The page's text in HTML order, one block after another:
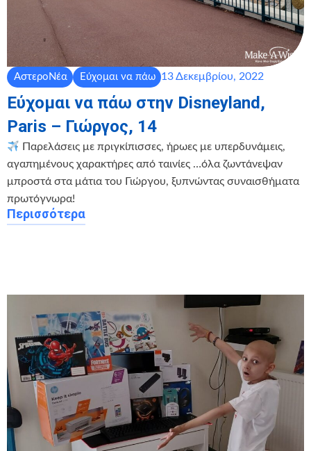
ΑστεροΝέα Εύχομαι να πάω 13 Δεκεμβρίου, 2022
Εύχομαι να πάω στην Disneyland,
Paris – Γιώργος, 14
Παρελάσεις με πριγκίπισσες, ήρωες με υπερδυνάμεις,
αγαπημένους χαρακτήρες από ταινίες …όλα ζωντάνεψαν
μπροστά στα μάτια του Γιώργου, ξυπνώντας συναισθήματα
πρωτόγνωρα!
Περισσότερα